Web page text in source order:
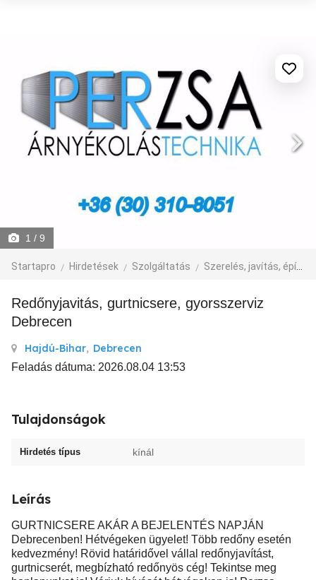
1 / 9
Startapro Hirdetések Szolgáltatás Szerelés, javítás, építkezés
Redőnyjavitás, gurtnicsere, gyorsszerviz
Debrecen
Hajdú-Bihar, Debrecen
Feladás dátuma: 2026.08.04 13:53
Tulajdonságok
Hirdetés típus kínál
Leírás
GURTNICSERE AKÁR A BEJELENTÉS NAPJÁN
Debrecenben! Hétvégeken ügyelet! Több redőny esetén
kedvezmény! Rövid határidővel vállal redőnyjavítást,
gurtnicserét, megbízható redőnyös cég! Tekintse meg